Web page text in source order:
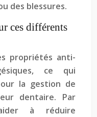
des blessures.
ces différents
propriétés anti-
ce qui
la gestion de
dentaire. Par
à réduire